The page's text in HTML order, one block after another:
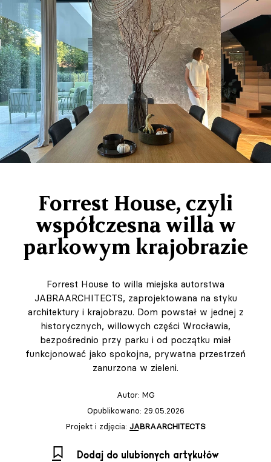
Forrest House, czyli
współczesna willa w
parkowym krajobrazie
Forrest House to willa miejska autorstwa
JABRAARCHITECTS, zaprojektowana na styku
architektury i krajobrazu. Dom powstał w jednej z
historycznych, willowych części Wrocławia,
bezpośrednio przy parku i od początku miał
funkcjonować jako spokojna, prywatna przestrzeń
zanurzona w zieleni.
Autor: MG
Opublikowano: 29.05.2026
Projekt i zdjęcia: JABRAARCHITECTS
Dodaj do ulubionych artykułów